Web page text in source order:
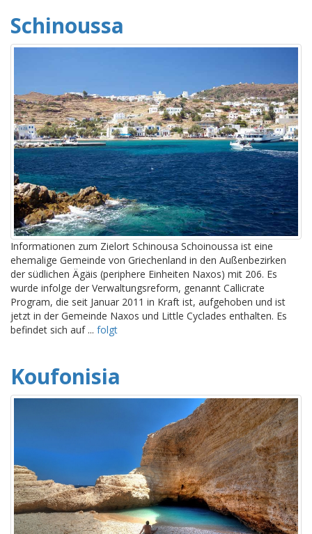
Schinoussa
Informationen zum Zielort Schinousa Schoinoussa ist eine
ehemalige Gemeinde von Griechenland in den Außenbezirken
der südlichen Ägäis (periphere Einheiten Naxos) mit 206. Es
wurde infolge der Verwaltungsreform, genannt Callicrate
Program, die seit Januar 2011 in Kraft ist, aufgehoben und ist
jetzt in der Gemeinde Naxos und Little Cyclades enthalten. Es
befindet sich auf ... folgt
Koufonisia